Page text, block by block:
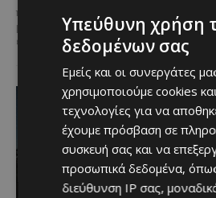
περισσότερες από 3.500
μερίδες, η Lidl Κύπρου
επιβεβαίωσε για ακόμα...
Υπεύθυνη χρήση
δεδομένων σας
Εμείς και οι συνεργάτες
χρησιμοποιούμε cookies
τεχνολογίες για να
έχουμε πρόσβαση σε
συσκευή σας και να
προσωπικά δεδομένα,
διεύθυνση IP σας,